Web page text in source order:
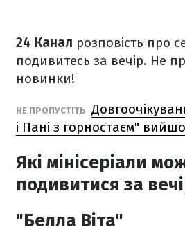
24 Канал розповість про
подивитесь за вечір. Не
новинки!
НЕ ПРОПУСТІТЬ
і Пані з горностаєм"
Які мінісеріали
подивитися за
"Белла Віта"